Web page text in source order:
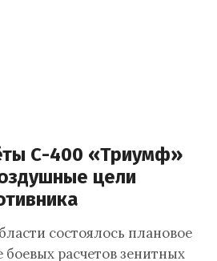
С-400 «Триумф»
цели
состоялось плановое
боевых расчетов зенитных